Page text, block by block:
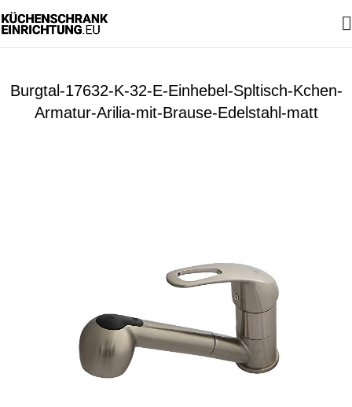
Burgtal-17632-K-32-E-Einhebel-Spltisch-Kchen-
Armatur-Arilia-mit-Brause-Edelstahl-matt